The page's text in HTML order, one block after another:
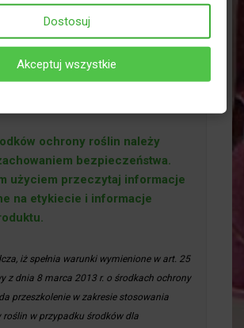
roślin należy korzystać z
bezpieczeństwa. Przed każdym
informacje zamieszczone w
dotyczące produktu.
zagrożeniami i postępuj zgodnie ze
ochrony roślin należy
bezpieczeństwa.
użyciem przeczytaj informacje
na etykiecie i informacje
iż spełnia warunki wymienione w art. 25
z dnia 8 marca 2013 r. o środkach ochrony
przeszkolenie w zakresie stosowania
roślin w przypadku środków dla
Dostosuj
Akceptuj wszystkie